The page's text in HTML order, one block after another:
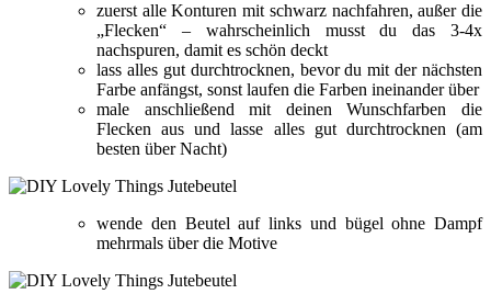
zuerst alle Konturen mit schwarz nachfahren, außer die
„Flecken“ – wahrscheinlich musst du das 3-4x
nachspuren, damit es schön deckt
lass alles gut durchtrocknen, bevor du mit der nächsten
Farbe anfängst, sonst laufen die Farben ineinander über
male anschließend mit deinen Wunschfarben die
Flecken aus und lasse alles gut durchtrocknen (am
besten über Nacht)
wende den Beutel auf links und bügel ohne Dampf
mehrmals über die Motive